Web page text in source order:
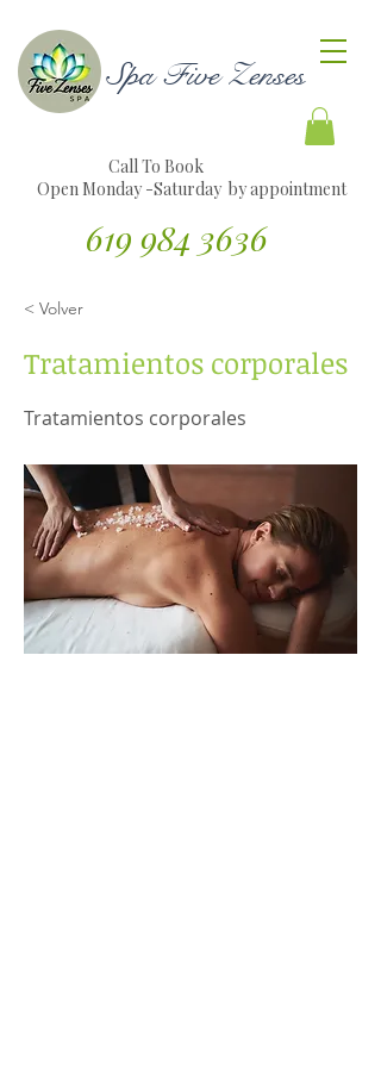
Spa Five Zenses
Call To Book
Open Monday -Saturday by appointment
619 984 3636
Traducir sitio web al español
< Volver
Tratamientos corporales
Tratamientos corporales